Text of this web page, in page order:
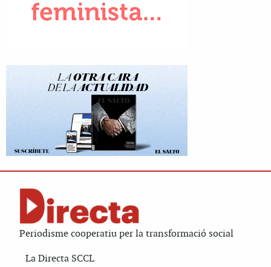
Periodisme cooperatiu per la transformació social
La Directa SCCL